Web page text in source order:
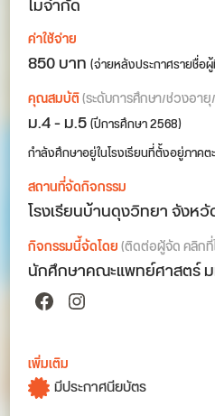
ไม่จำกัด
ค่าใช้จ่าย
850 บาท(จ่ายหลังประกาศรายชื่อ
คุณสมบัติ(ระดับการศึกษา/ช่วงอา
ม.4 - ม.5(ปีการศึกษา 2568)
กำลังศึกษาอยู่ในโรงเรียนที่ตั้งอยู่ภาค
สถานที่จัดกิจกรรม
โรงเรียนบ้านดุงวิทยา จังห
กิจกรรมนี้จัดโดย(ติดต่อผู้จัด คลิก
นักศึกษาคณะแพทย์ศาสตร์
Facebook
Instagram
เพิ่มเติม
มีประกาศนียบัตร